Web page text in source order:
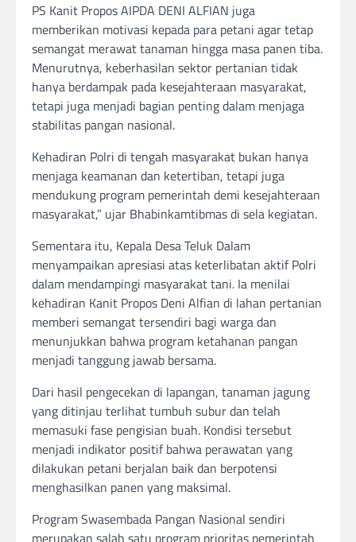
PS Kanit Propos AIPDA DENI ALFIAN juga
memberikan motivasi kepada para petani agar tetap
semangat merawat tanaman hingga masa panen tiba.
Menurutnya, keberhasilan sektor pertanian tidak
hanya berdampak pada kesejahteraan masyarakat,
tetapi juga menjadi bagian penting dalam menjaga
stabilitas pangan nasional.
Kehadiran Polri di tengah masyarakat bukan hanya
menjaga keamanan dan ketertiban, tetapi juga
mendukung program pemerintah demi kesejahteraan
masyarakat,” ujar Bhabinkamtibmas di sela kegiatan.
Sementara itu, Kepala Desa Teluk Dalam
menyampaikan apresiasi atas keterlibatan aktif Polri
dalam mendampingi masyarakat tani. Ia menilai
kehadiran Kanit Propos Deni Alfian di lahan pertanian
memberi semangat tersendiri bagi warga dan
menunjukkan bahwa program ketahanan pangan
menjadi tanggung jawab bersama.
Dari hasil pengecekan di lapangan, tanaman jagung
yang ditinjau terlihat tumbuh subur dan telah
memasuki fase pengisian buah. Kondisi tersebut
menjadi indikator positif bahwa perawatan yang
dilakukan petani berjalan baik dan berpotensi
menghasilkan panen yang maksimal.
Program Swasembada Pangan Nasional sendiri
merupakan salah satu program prioritas pemerintah